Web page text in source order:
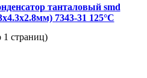
танталовый smd
7343-31 125°C
1 страниц)